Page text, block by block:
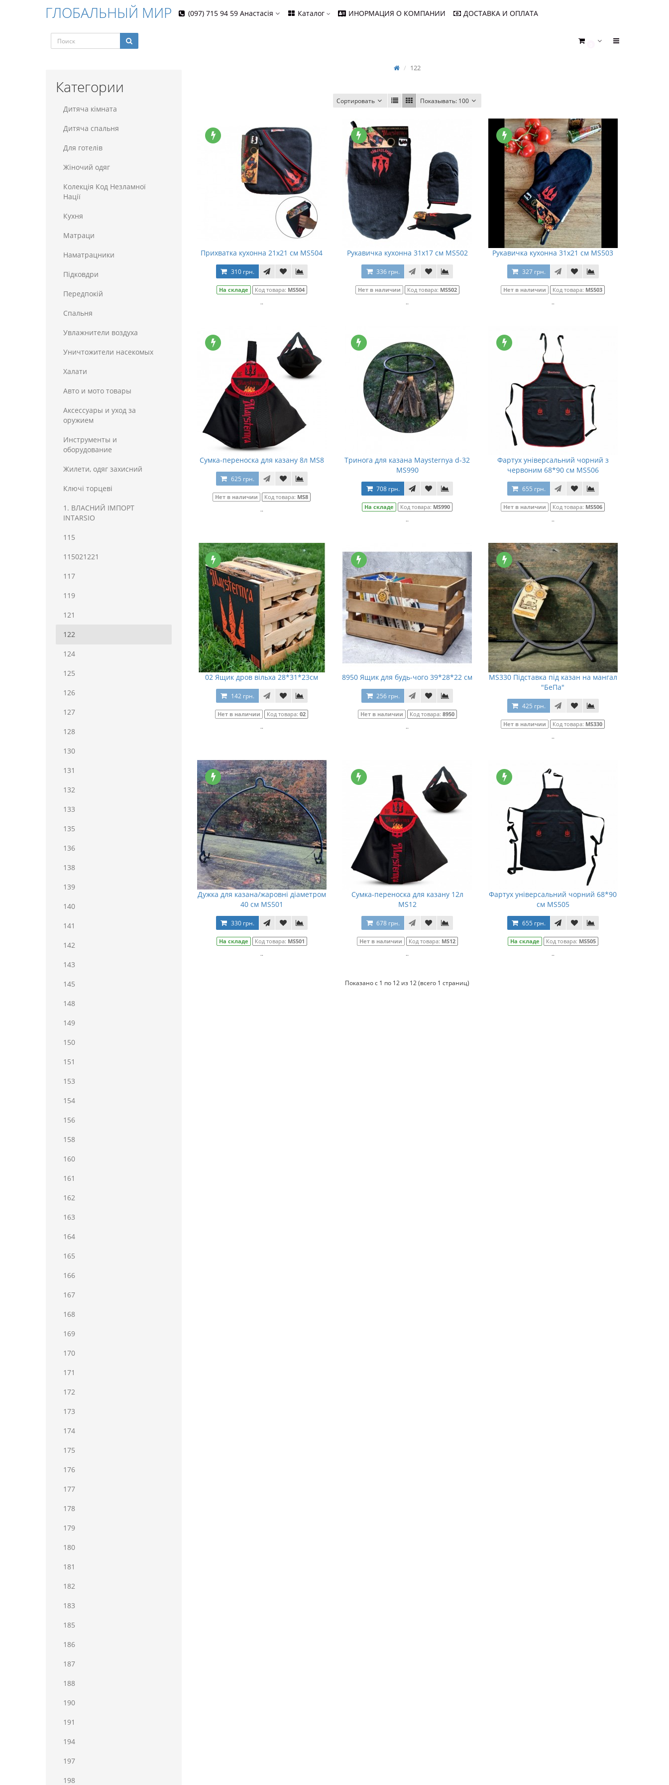
ГЛОБАЛЬНЫЙ МИР (097) 715 94 59 Анастасія Каталог ИНОРМАЦИЯ О КОМПАНИИ ДОСТАВКА И ОПЛАТА
Категории
Дитяча кімната
Дитяча спальня
Для готелiв
Жіночий одяг
Колекція Код Незламної
Нації
Кухня
Матраци
Наматрацники
Пiдковдри
Передпокій
Спальня
Увлажнители воздуха
Уничтожители насекомых
Халати
Авто и мото товары
Аксессуары и уход за
оружием
Инструменты и
оборудование
Жилети, одяг захисний
Ключі торцеві
1. ВЛАСНИЙ ІМПОРТ
INTARSIO
115
115021221
117
119
121
122
124
125
126
127
128
130
131
132
133
135
136
138
139
140
141
142
143
145
148
149
150
151
153
154
156
158
160
161
162
163
164
165
166
167
168
169
170
171
172
173
174
175
176
177
178
179
180
181
182
183
185
186
187
188
190
191
194
197
198
122
Сортировать Показывать: 100
Прихватка кухонна 21х21 см MS504
310 грн.
На складе Код товара: MS504
..
Рукавичка кухонна 31х17 см MS502
336 грн.
Нет в наличии Код товара: MS502
..
Рукавичка кухонна 31х21 см MS503
327 грн.
Нет в наличии Код товара: MS503
..
Сумка-переноска для казану 8л MS8
625 грн.
Нет в наличии Код товара: MS8
..
Тринога для казана Maysternya d-32
MS990
708 грн.
На складе Код товара: MS990
..
Фартух універсальний чорний з
червоним 68*90 см MS506
655 грн.
Нет в наличии Код товара: MS506
..
02 Ящик дров вільха 28*31*23см
142 грн.
Нет в наличии Код товара:02
..
8950 Ящик для будь-чого 39*28*22 см
256 грн.
Нет в наличии Код товара: 8950
..
MS330 Підставка під казан на мангал
"БеПа"
425 грн.
Нет в наличии Код товара: MS330
..
Дужка для казана/жаровні діаметром
40 см MS501
330 грн.
На складе Код товара: MS501
..
Сумка-переноска для казану 12л
MS12
678 грн.
Нет в наличии Код товара: MS12
..
Фартух універсальний чорний 68*90
см MS505
655 грн.
На складе Код товара: MS505
..
Показано с 1 по 12 из 12 (всего 1 страниц)